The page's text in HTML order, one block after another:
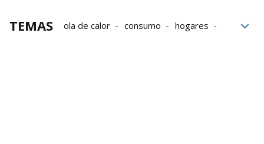
TEMAS ola de calor consumo
hogares